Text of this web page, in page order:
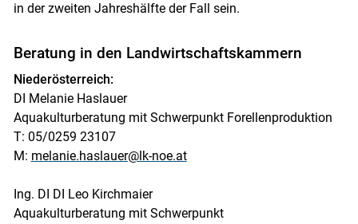
in der zweiten Jahreshälfte der Fall sein.
Beratung in den Landwirtschaftskammern
Niederösterreich:
DI Melanie Haslauer
Aquakulturberatung mit Schwerpunkt Forellenproduktion
T: 05/0259 23107
M: melanie.haslauer@lk-noe.at
Ing. DI DI Leo Kirchmaier
Aquakulturberatung mit Schwerpunkt